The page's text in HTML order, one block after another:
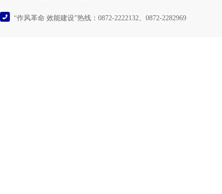
“作风革命 效能建设”热线：0872-2222132、0872-2282969